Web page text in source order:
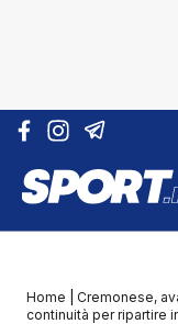
Vai al contenuto
Home
Cremonese,
continuità per ripartire